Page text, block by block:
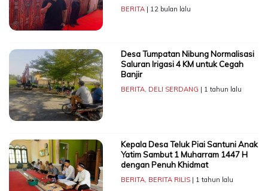
BERITA| 12 bulan lalu
Desa Tumpatan Nibung Normalisasi
Saluran Irigasi 4 KM untuk Cegah
Banjir
BERITA, DELI SERDANG | 1 tahun lalu
Kepala Desa Teluk Piai Santuni Anak
Yatim Sambut 1 Muharram 1447 H
dengan Penuh Khidmat
BERITA, BERITA RILIS| 1 tahun lalu